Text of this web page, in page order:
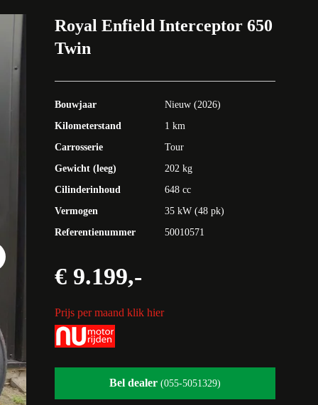
Royal Enfield Interceptor 650
Twin
Bouwjaar
Nieuw (2026)
Kilometerstand
1 km
Carrosserie
Tour
Gewicht (leeg)
202 kg
Cilinderinhoud
648 cc
Vermogen
35 kW (48 pk)
Referentienummer
50010571
€ 9.199,-
Prijs per maand klik hier
Bel dealer (055-5051329)